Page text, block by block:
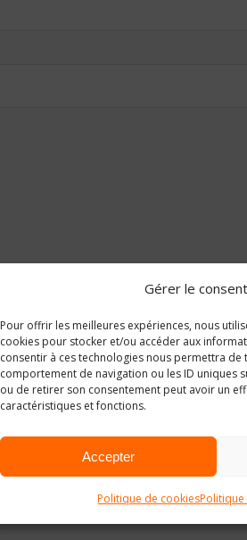
Gérer le
Pour offrir les meilleures expériences, nous
cookies pour stocker et/ou accéder aux
consentir à ces technologies nous permettra
comportement de navigation ou les ID uniques
ou de retirer son consentement peut avoir un
caractéristiques et fonctions.
Accepter
Politique de cookies